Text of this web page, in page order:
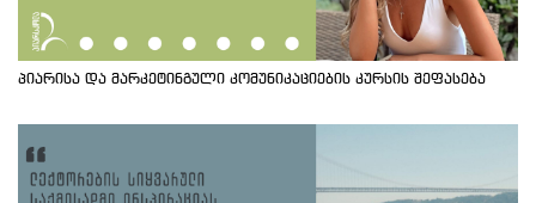
პიარისა და მარკეტინგული კომუნიკაციების კურსის შეფასება